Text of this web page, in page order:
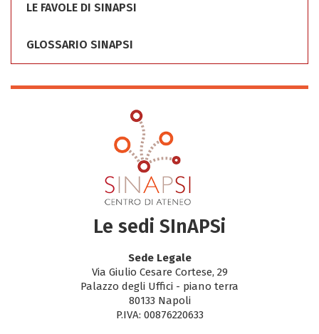
LE FAVOLE DI SINAPSI
GLOSSARIO SINAPSI
Le sedi SInAPSi
Sede Legale
Via Giulio Cesare Cortese, 29
Palazzo degli Uffici - piano terra
80133 Napoli
P.IVA: 00876220633